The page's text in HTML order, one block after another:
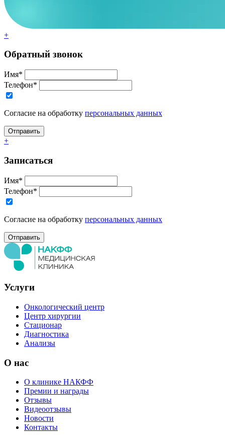
+
Обратный звонок
Имя*
Телефон*
Согласие на обработку персональных данных
+
Записаться
Имя*
Телефон*
Согласие на обработку персональных данных
Услуги
Онкологический центр
Центр хирургии
Стационар
Диагностика
Анализы
О нас
О клинике НАКФФ
Премии и награды
Отзывы
Видеоотзывы
Новости
Контакты